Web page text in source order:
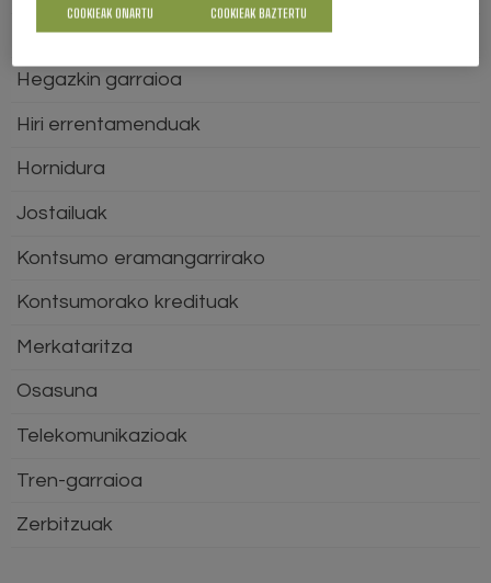
Gure eskubideak defendatu
Hegazkin garraioa
Hiri errentamenduak
Hornidura
Jostailuak
Kontsumo eramangarrirako
Kontsumorako kredituak
Merkataritza
Osasuna
Telekomunikazioak
Tren-garraioa
Zerbitzuak
COOKIEAK BAZTERTU
COOKIEAK ONARTU